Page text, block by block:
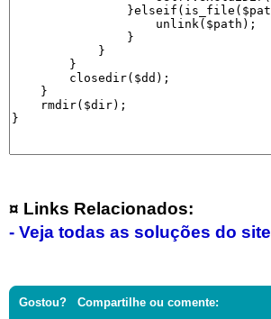
¤ Links Relacionados:
- Veja todas as soluções do site
Gostou? Compartilhe ou comente: